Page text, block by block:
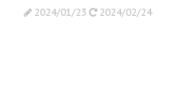
2024/01/23 2024/02/24